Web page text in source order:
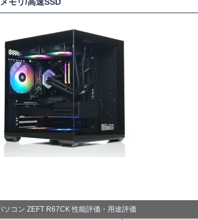
モリ/高速SSD
ソコン ZEFT R67CK 性能評価・用途評価